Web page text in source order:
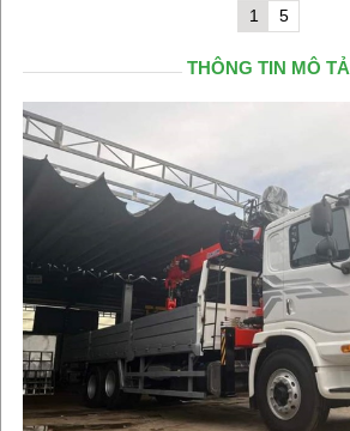
1 5
THÔNG TIN MÔ TẢ